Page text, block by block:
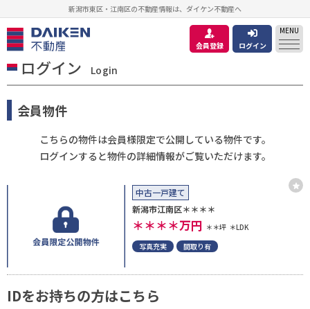
新潟市東区・江南区の不動産情報は、ダイケン不動産へ
会員登録 ログイン
MENU
ログイン Login
会員物件
こちらの物件は会員様限定で公開している物件です。
ログインすると物件の詳細情報がご覧いただけます。
中古一戸建て
新潟市江南区＊＊＊＊
＊＊＊＊万円 ＊＊坪 ＊LDK
写真充実
間取り有
IDをお持ちの方はこちら